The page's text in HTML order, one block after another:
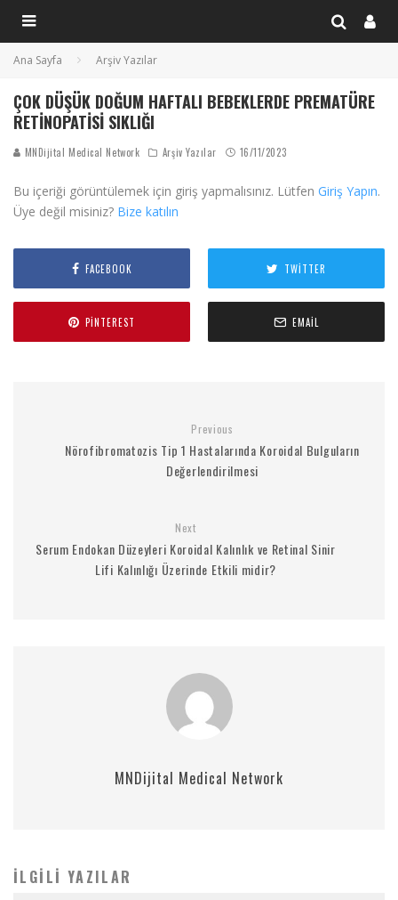
Ana Sayfa Arşiv Yazılar
ÇOK DÜŞÜK DOĞUM HAFTALI BEBEKLERDE PREMATÜRE
RETINOPATISI SIKLIĞI
MNDijital Medical Network Arşiv Yazılar 16/11/2023
Bu içeriği görüntülemek için giriş yapmalısınız. Lütfen Giriş Yapın.
Üye değil misiniz? Bize katılın
FACEBOOK TWITTER
PINTEREST EMAIL
Previous
Nörofibromatozis Tip 1 Hastalarında Koroidal Bulguların
Değerlendirilmesi
Next
Serum Endokan Düzeyleri Koroidal Kalınlık ve Retinal Sinir
Lifi Kalınlığı Üzerinde Etkili midir?
MNDijital Medical Network
İLGILI YAZILAR